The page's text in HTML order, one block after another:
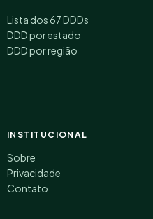
Lista dos 67 DDDs
DDD por estado
DDD por região
INSTITUCIONAL
Sobre
Privacidade
Contato